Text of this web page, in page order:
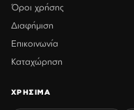
Όροι χρήσης
Διαφήμιση
Επικοινωνία
Καταχώρηση
ΧΡΗΣΙΜΑ